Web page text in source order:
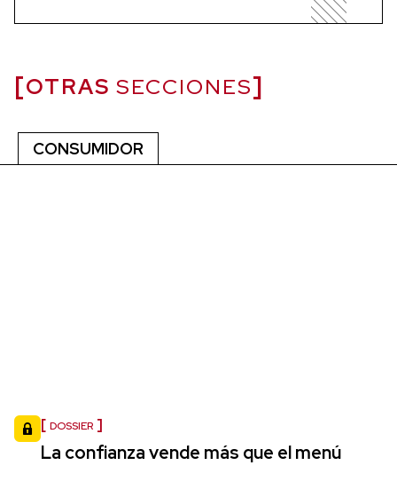
OTRAS SECCIONES
CONSUMIDOR
DOSSIER
La confianza vende más que el menú